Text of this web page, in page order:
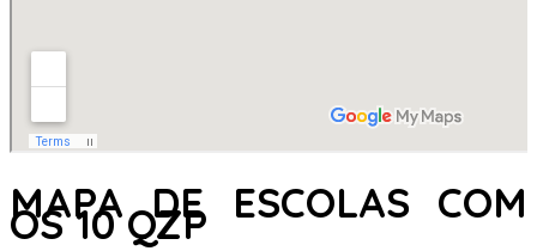
MAPA DE ESCOLAS COM
OS 10 QZP